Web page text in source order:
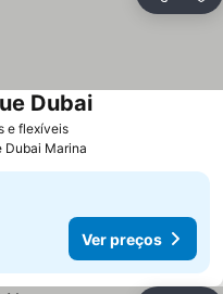
e flexíveisVer preços
DubaiVer preços
Dubai Marina
Ver preços